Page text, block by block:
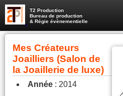
T2 Production
Bureau de production
& Régie évènementielle
Mes Créateurs
Joailliers (Salon de
la Joaillerie de luxe)
Année : 2014